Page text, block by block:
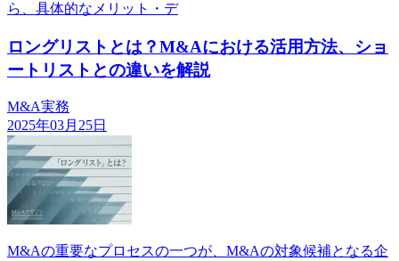
ら、具体的なメリット・デ
ロングリストとは？M&Aにおける活用方法、ショ
ートリストとの違いを解説
M&A実務
2025年03月25日
M&Aの重要なプロセスの一つが、M&Aの対象候補となる企